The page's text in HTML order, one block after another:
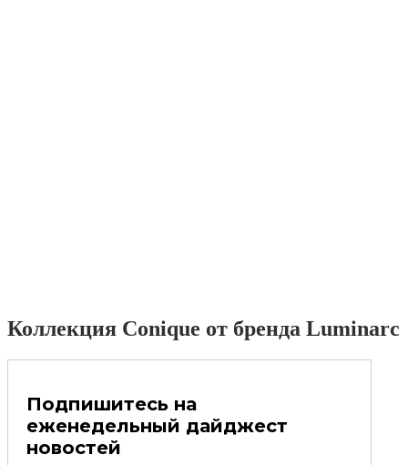
Коллекция Conique от бренда Luminarc
Подпишитесь на
еженедельный дайджест
новостей